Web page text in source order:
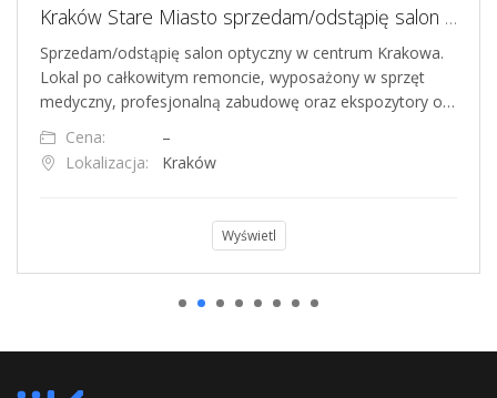
Kraków Stare Miasto sprzedam/odstąpię salon optyczny z wyposażeniem
Sprzedam/odstąpię salon optyczny w centrum Krakowa.
Lokal po całkowitym remoncie, wyposażony w sprzęt
medyczny, profesjonalną zabudowę oraz ekspozytory o…
Cena:
–
Lokalizacja:
Kraków
Wyświetl